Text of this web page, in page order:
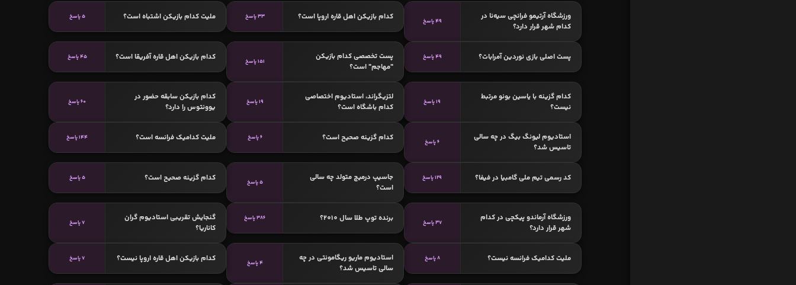
ورزشگاه آرتیمو فرانچی سیه‌نا در
کدام شهر قرار دارد؟
49 پاسخ کدام بازیکن اهل قاره اروپا است؟ 33 پاسخ ملیت کدام بازیکن اشتباه است؟ 5 پاسخ
پست اصلی بازی نوردین آمرابات؟ 49 پاسخ
پست تخصصی کدام بازیکن
"مهاجم" است؟
151 پاسخ کدام بازیکن اهل قاره آفریقا است؟ 45 پاسخ
کدام گزینه با یاسین بونو مرتبط
نیست؟
19 پاسخ
لتزیگراند، استادیوم اختصاصی
کدام باشگاه است؟
19 پاسخ
کدام بازیکن سابقه حضور در
یوونتوس را دارد؟
60 پاسخ
استادیوم لیونگ بیگ در چه سالی
تاسیس شد؟
6 پاسخ کدام گزینه صحیح است؟ 6 پاسخ ملیت کدامیک فرانسه است؟ 144 پاسخ
کد رسمی تیم ملی گامبیا در فیفا؟ 129 پاسخ
جاسیپ درمیچ متولد چه سالی
است؟
5 پاسخ کدام گزینه صحیح است؟ 5 پاسخ
ورزشگاه آرماندو پیکچی در کدام
شهر قرار دارد؟
37 پاسخ برنده توپ طلا سال 2010؟ 386 پاسخ
گنجایش تقریبی استادیوم گران
کاناریا؟
7 پاسخ
ملیت کدامیک فرانسه نیست؟ 8 پاسخ
استادیوم ماریو ریگامونتی در چه
سالی تاسیس شد؟
4 پاسخ کدام بازیکن اهل قاره اروپا نیست؟ 7 پاسخ